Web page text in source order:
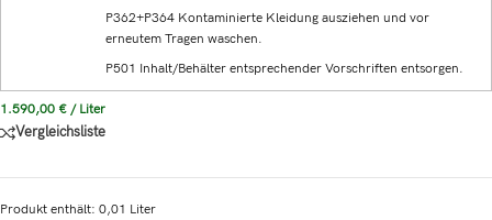
P362+P364 Kontaminierte Kleidung ausziehen und vor
erneutem Tragen waschen.
P501 Inhalt/Behälter entsprechender Vorschriften entsorgen.
1.590,00 € / Liter
Vergleichsliste
Produkt enthält: 0,01 Liter